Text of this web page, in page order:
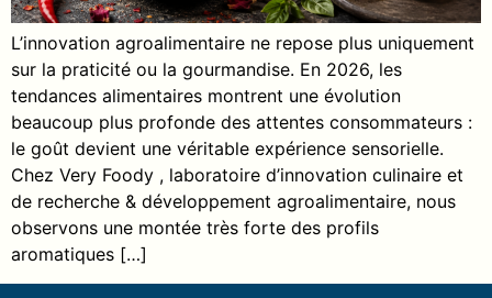
L’innovation agroalimentaire ne repose plus uniquement
sur la praticité ou la gourmandise. En 2026, les
tendances alimentaires montrent une évolution
beaucoup plus profonde des attentes consommateurs :
le goût devient une véritable expérience sensorielle.
Chez Very Foody , laboratoire d’innovation culinaire et
de recherche & développement agroalimentaire, nous
observons une montée très forte des profils
aromatiques […]